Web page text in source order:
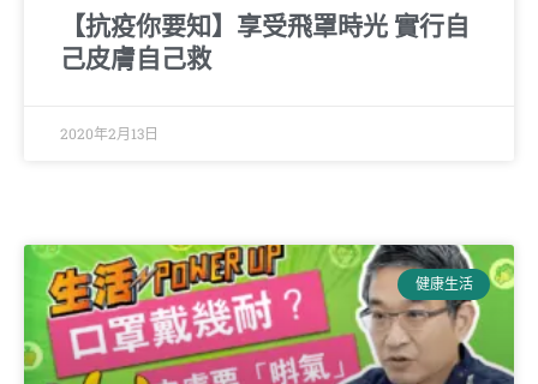
【抗疫你要知】享受飛罩時光 實行自
己皮膚自己救
2020年2月13日
健康生活